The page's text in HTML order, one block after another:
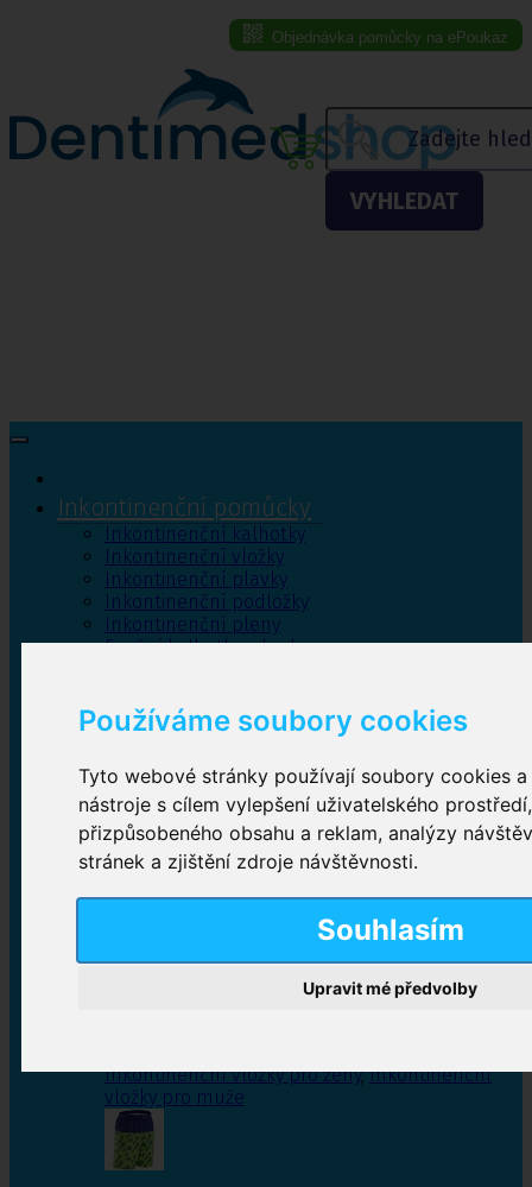
Používáme soubory cookies
Tyto webové stránky používají soubory cookies
nástroje s cílem vylepšení uživatelského
přizpůsobeného obsahu a reklam, analýzy
stránek a zjištění zdroje návštěvnosti.
Souhlasím
Upravit mé předvolby
Objednávka pomůcky na ePoukaz
VYHLEDAT
Inkontinenční pomůcky
Inkontinenční kalhotky
Inkontinenční vložky
Inkontinenční plavky
Inkontinenční podložky
Inkontinenční pleny
Fixační kalhotky a body
Bylinky
Inkontinenční kalhotky
Plenkové kalhotky navlékací,Plenkové kalhotky
zalepovací,Inkontinenční kalhotky dámské,
Inkontinenční kalhotky pro muže
Inkontinenční vložky pro ženy,Inkontinenční
vložky pro muže